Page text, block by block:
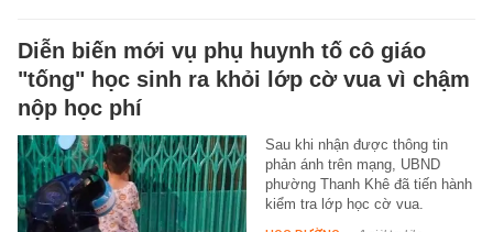
Diễn biến mới vụ phụ huynh tố cô giáo
"tống" học sinh ra khỏi lớp cờ vua vì chậm
nộp học phí
Sau khi nhận được thông tin
phản ánh trên mạng, UBND
phường Thanh Khê đã tiến hành
kiểm tra lớp học cờ vua.